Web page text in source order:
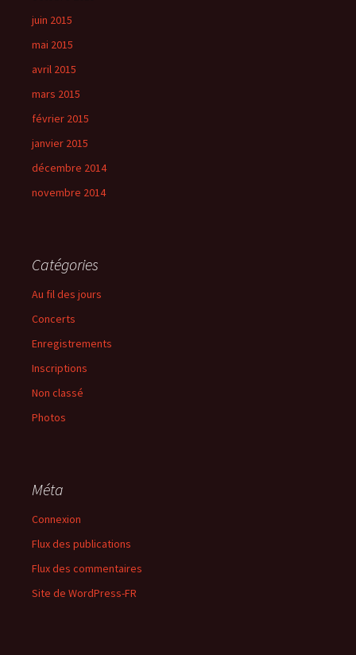
juin 2015
mai 2015
avril 2015
mars 2015
février 2015
janvier 2015
décembre 2014
novembre 2014
Catégories
Au fil des jours
Concerts
Enregistrements
Inscriptions
Non classé
Photos
Méta
Connexion
Flux des publications
Flux des commentaires
Site de WordPress-FR